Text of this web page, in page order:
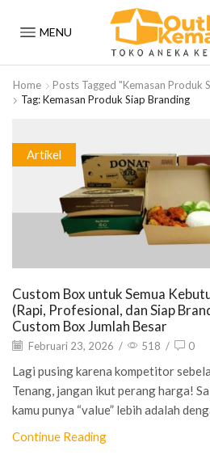
MENU
Home
Posts Tagged "Kemasan Produk
Tag: Kemasan Produk Siap Branding
Artikel
Custom Box untuk Semua
(Rapi, Profesional, dan Siap
Custom Box Jumlah Besar
Februari 23, 2026 / 518 / 0
Lagi pusing karena kompetitor
Tenang, jangan ikut perang harga!
kamu punya “value” lebih adalah
Continue Reading